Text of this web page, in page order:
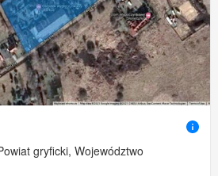
gryficki, Województwo